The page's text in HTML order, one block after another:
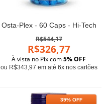
Osta-Plex - 60 Caps - Hi-Tech
R$544,17
R$326,77
À vista no Pix com5% OFF
ou R$343,97 em até 6x nos cartões
39% OFF